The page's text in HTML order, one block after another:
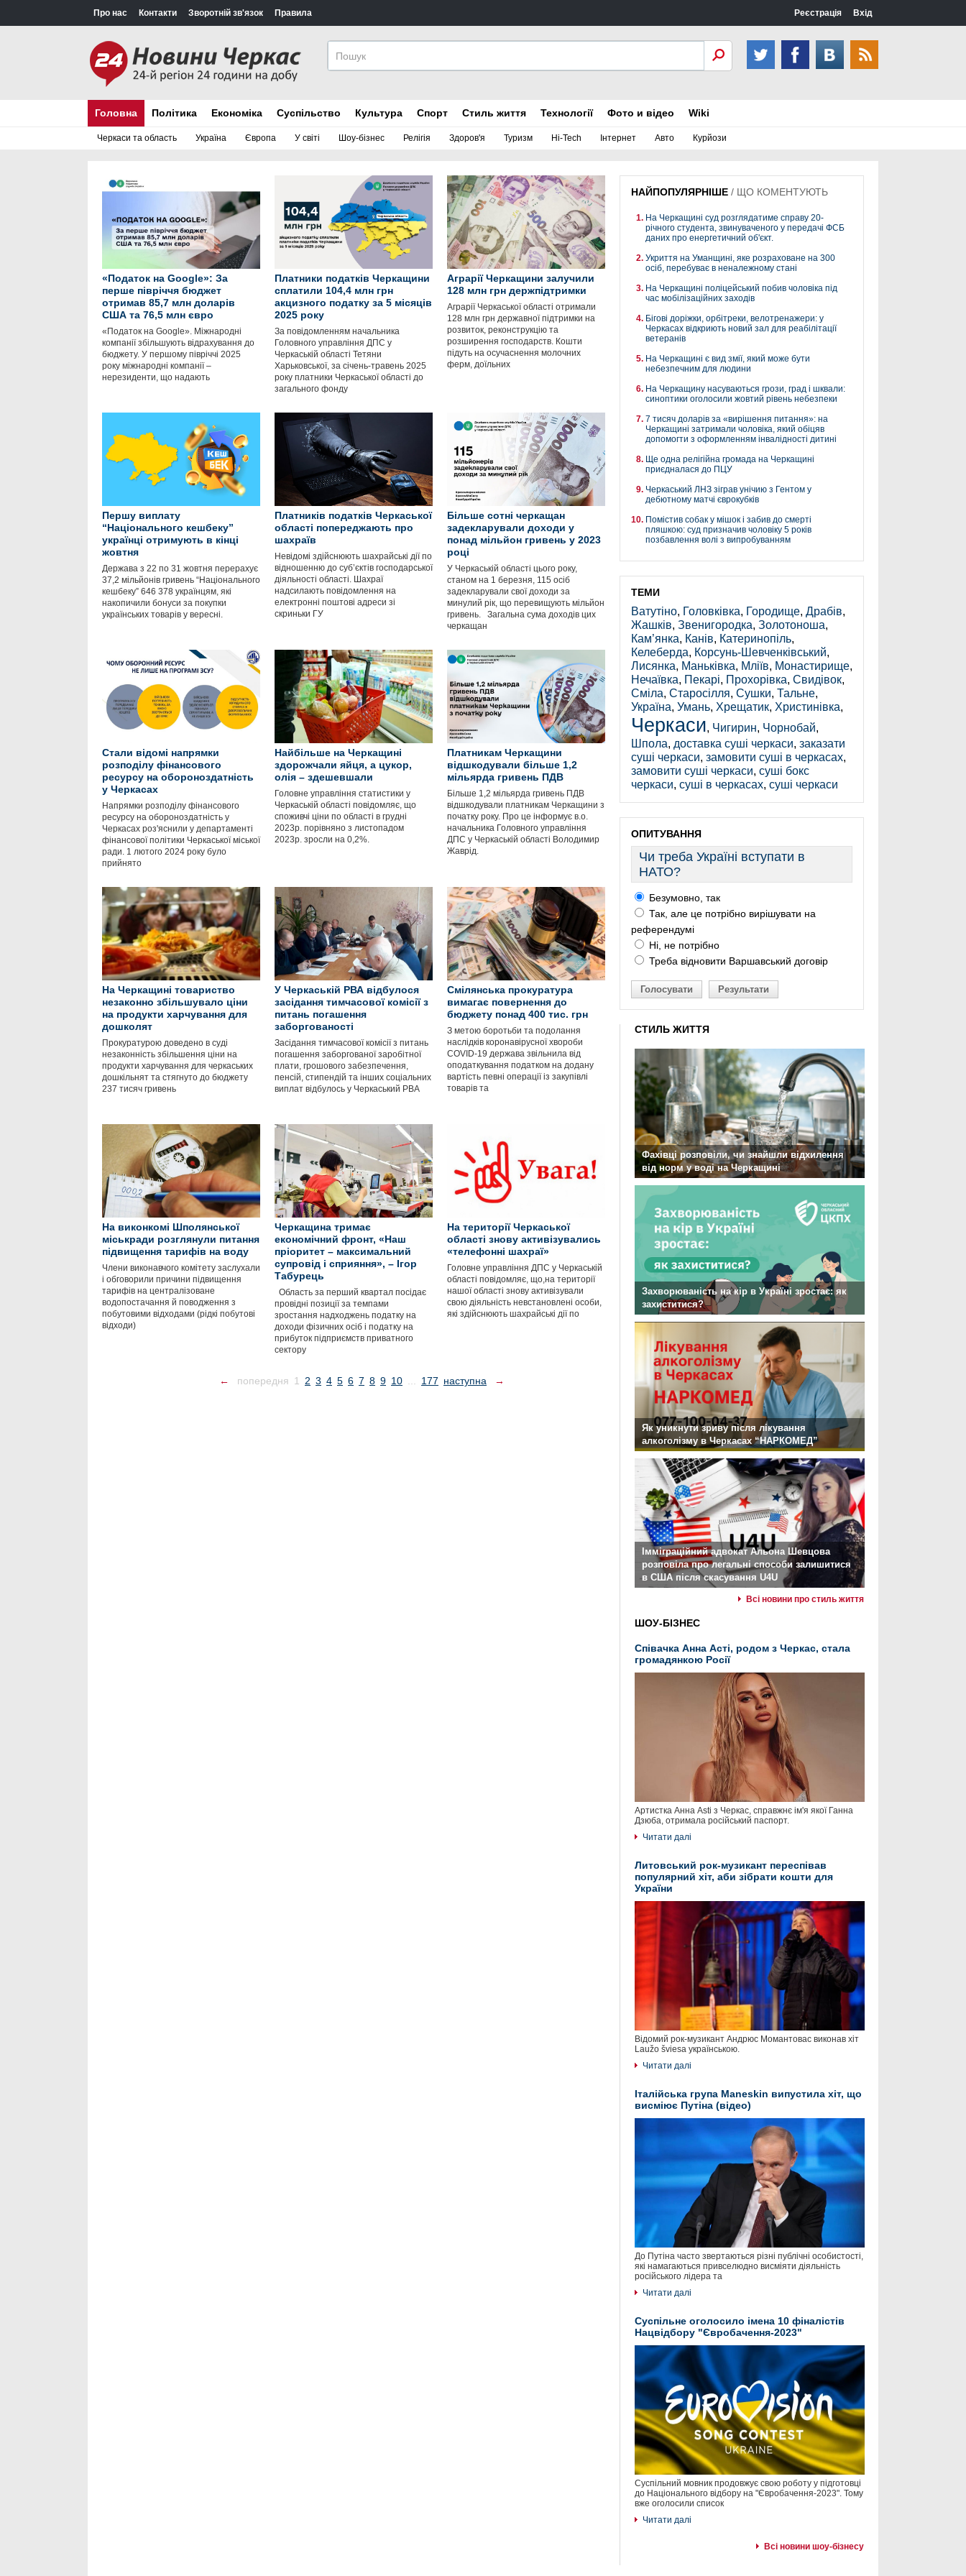
Про нас Контакти Зворотній зв'язок Правила Реєстрація Вхід
Головна
Черкаси та область Україна Європа У світі Шоу-бізнес Релігія Здоров'я Туризм Hi-Tech Інтернет Авто Курйози
Політика Економіка Суспільство Культура Спорт Стиль життя Технології Фото и відео Wiki
«Податок на Google»: За
перше півріччя бюджет
отримав 85,7 млн доларів
США та 76,5 млн євро
«Податок на Google». Міжнародні
компанії збільшують відрахування до
бюджету. У першому півріччі 2025
року міжнародні компанії –
нерезиденти, що надають
Платники податків Черкащини
сплатили 104,4 млн грн
акцизного податку за 5 місяців
2025 року
За повідомленням начальника
Головного управління ДПС у
Черкаській області Тетяни
Харьковської, за січень-травень 2025
року платники Черкаської області до
загального фонду
Аграрії Черкащини залучили
128 млн грн держпідтримки
Аграрії Черкаської області отримали
128 млн грн державної підтримки на
розвиток, реконструкцію та
розширення господарств. Кошти
підуть на осучаснення молочних
ферм, доїльних
Першу виплату
“Національного кешбеку”
українці отримують в кінці
жовтня
Держава з 22 по 31 жовтня перерахує
37,2 мільйонів гривень “Національного
кешбеку” 646 378 українцям, які
накопичили бонуси за покупки
українських товарів у вересні.
Платників податків Черкаської
області попереджають про
шахраїв
Невідомі здійснюють шахрайські дії по
відношенню до суб’єктів господарської
діяльності області. Шахраї
надсилають повідомлення на
електронні поштові адреси зі
скриньки ГУ
Більше сотні черкащан
задекларували доходи у
понад мільйон гривень у 2023
році
У Черкаській області цього року,
станом на 1 березня, 115 осіб
задекларували свої доходи за
минулий рік, що перевищують мільйон
гривень. Загальна сума доходів цих
черкащан
Стали відомі напрямки
розподілу фінансового
ресурсу на обороноздатність
у Черкасах
Напрямки розподілу фінансового
ресурсу на обороноздатність у
Черкасах роз'яснили у департаменті
фінансової політики Черкаської міської
ради. 1 лютого 2024 року було
прийнято
Найбільше на Черкащині
здорожчали яйця, а цукор,
олія – здешевшали
Головне управління статистики у
Черкаській області повідомляє, що
споживчі ціни по області в грудні
2023р. порівняно з листопадом
2023р. зросли на 0,2%.
Платникам Черкащини
відшкодували більше 1,2
мільярда гривень ПДВ
Більше 1,2 мільярда гривень ПДВ
відшкодували платникам Черкащини з
початку року. Про це інформує в.о.
начальника Головного управління
ДПС у Черкаській області Володимир
Жаврід.
На Черкащині товариство
незаконно збільшувало ціни
на продукти харчування для
дошколят
Прокуратурою доведено в суді
незаконність збільшення ціни на
продукти харчування для черкаських
дошкільнят та стягнуто до бюджету
237 тисяч гривень
У Черкаській РВА відбулося
засідання тимчасової комісії з
питань погашення
заборгованості
Засідання тимчасової комісії з питань
погашення заборгованої заробітної
плати, грошового забезпечення,
пенсій, стипендій та інших соціальних
виплат відбулось у Черкаський РВА
Смілянська прокуратура
вимагає повернення до
бюджету понад 400 тис. грн
З метою боротьби та подолання
наслідків коронавірусної хвороби
COVID-19 держава звільнила від
оподаткування податком на додану
вартість певні операції із закупівлі
товарів та
На виконкомі Шполянської
міськради розглянули питання
підвищення тарифів на воду
Члени виконавчого комітету заслухали
і обговорили причини підвищення
тарифів на централізоване
водопостачання й поводження з
побутовими відходами (рідкі побутові
відходи)
Черкащина тримає
економічний фронт, «Наш
пріоритет – максимальний
супровід і сприяння», – Ігор
Табурець
Область за перший квартал посідає
провідні позиції за темпами
зростання надходжень податку на
доходи фізичних осіб і податку на
прибуток підприємств приватного
сектору
На території Черкаської
області знову активізувались
«телефонні шахраї»
Головне управління ДПС у Черкаській
області повідомляє, що,на території
нашої області знову активізували
свою діяльність невстановлені особи,
які здійснюють шахрайські дії по
← попередня 1 2 3 4 5 6 7 8 9 10 177 наступна →
НАЙПОПУЛЯРНІШЕ / ЩО КОМЕНТУЮТЬ
На Черкащині суд розглядатиме справу 20-
річного студента, звинуваченого у передачі ФСБ
даних про енергетичний об'єкт.
Укриття на Уманщині, яке розраховане на 300
осіб, перебуває в неналежному стані
На Черкащині поліцейський побив чоловіка під
час мобілізаційних заходів
Бігові доріжки, орбітреки, велотренажери: у
Черкасах відкриють новий зал для реабілітації
ветеранів
На Черкащині є вид змії, який може бути
небезпечним для людини
На Черкащину насуваються грози, град і шквали:
синоптики оголосили жовтий рівень небезпеки
7 тисяч доларів за «вирішення питання»: на
Черкащині затримали чоловіка, який обіцяв
допомогти з оформленням інвалідності дитині
Ще одна релігійна громада на Черкащині
приєдналася до ПЦУ
Черкаський ЛНЗ зіграв унічию з Гентом у
дебютному матчі єврокубків
Помістив собак у мішок і забив до смерті
пляшкою: суд призначив чоловіку 5 років
позбавлення волі з випробуванням
ТЕМИ
Ватутіно, Головківка, Городище, Драбів,
Жашків, Звенигородка, Золотоноша,
Кам’янка, Канів, Катеринопіль,
Келеберда, Корсунь-Шевченківський,
Лисянка, Маньківка, Мліїв, Монастирище,
Нечаївка, Пекарі, Прохорівка, Свидівок,
Сміла, Старосілля, Сушки, Тальне,
Україна, Умань, Хрещатик, Христинівка,
Черкаси, Чигирин, Чорнобай,
Шпола, доставка суші черкаси, заказати
суші черкаси, замовити суші в черкасах,
замовити суші черкаси, суші бокс
черкаси, суші в черкасах, суші черкаси
ОПИТУВАННЯ
Чи треба Україні вступати в
НАТО?
Безумовно, так
Так, але це потрібно вирішувати на
референдумі
Ні, не потрібно
Треба відновити Варшавський договір
Голосувати Результати
СТИЛЬ ЖИТТЯ
Фахівці розповіли, чи знайшли відхилення
від норм у воді на Черкащині
Захворюваність на кір в Україні зростає: як
захиститися?
Як уникнути зриву після лікування
алкоголізму в Черкасах “НАРКОМЕД”
Імміграційний адвокат Альона Шевцова
розповіла про легальні способи залишитися
в США після скасування U4U
Всі новини про стиль життя
ШОУ-БІЗНЕС
Співачка Анна Асті, родом з Черкас, стала
громадянкою Росії
Артистка Анна Asti з Черкас, справжнє ім'я якої Ганна
Дзюба, отримала російський паспорт.
Читати далі
Литовський рок-музикант переспівав
популярний хіт, аби зібрати кошти для
України
Відомий рок-музикант Андрюс Момантовас виконав хіт
Laužo šviesa українською.
Читати далі
Італійська група Maneskin випустила хіт, що
висміює Путіна (відео)
До Путіна часто звертаються різні публічні особистості,
які намагаються привселюдно висміяти діяльність
російського лідера та
Читати далі
Суспільне оголосило імена 10 фіналістів
Нацвідбору "Євробачення-2023"
Суспільний мовник продовжує свою роботу у підготовці
до Національного відбору на "Євробачення-2023". Тому
вже оголосили список
Читати далі
Всі новини шоу-бізнесу